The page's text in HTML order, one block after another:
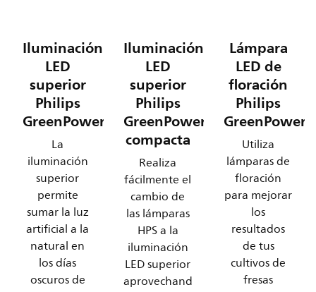
Iluminación
LED
superior
Philips
GreenPower
La
iluminación
superior
permite
sumar la luz
artificial a la
natural en
los días
oscuros de
Iluminación
LED
superior
Philips
GreenPower
compacta
Realiza
fácilmente el
cambio de
las lámparas
HPS a la
iluminación
LED superior
aprovechand
Lámpara
LED de
floración
Philips
GreenPower
Utiliza
lámparas de
floración
para mejorar
los
resultados
de tus
cultivos de
fresas